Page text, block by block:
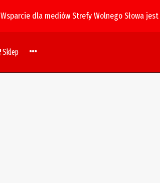
Wsparcie dla mediów Strefy Wolnego Słowa
Sklep